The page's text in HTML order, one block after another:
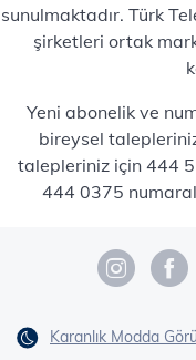
sunulmaktadır. Türk
şirketleri ortak
Yeni abonelik ve
bireysel
talepleriniz için 444
444 0375
Karanlık Modda